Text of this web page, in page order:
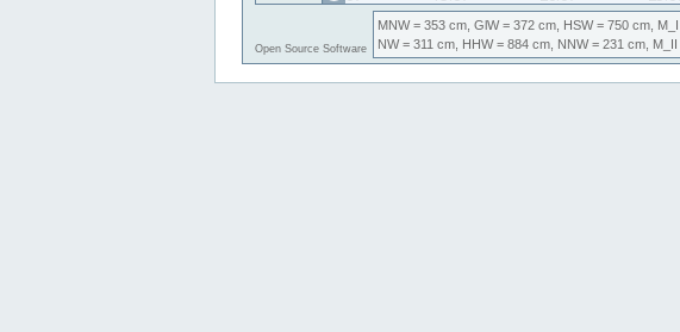
Open Source Software
MNW= 353 cm, GlW= 372 cm, HSW= 750 cm, M_I
NW= 311 cm, HHW= 884 cm, NNW= 231 cm, M_II